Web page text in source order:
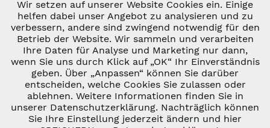
Zahlung & Versand
* ALLE PREISE INKL. GESETZL. UMSATZSTEUER ZZGL.
VERSANDKOSTEN UND GGF. NACHNAHMEGEBÜHREN, WENN NICHT
ANDERS BESCHRIEBEN
Notwendig Aktiv
Marketing Inaktiv
Tracking Inaktiv
Personalisierung Inaktiv
Wir setzen auf unserer Website Cookies ein. Einige
helfen dabei unser Angebot zu analysieren und zu
verbessern, andere sind zwingend notwendig für den
Betrieb der Website. Wir sammeln und verarbeiten
Ihre Daten für Analyse und Marketing nur dann,
wenn Sie uns durch Klick auf „OK“ Ihr Einverständnis
geben. Über „Anpassen“ können Sie darüber
entscheiden, welche Cookies Sie zulassen oder
ablehnen. Weitere Informationen finden Sie in
unserer Datenschutzerklärung. Nachträglich können
Sie Ihre Einstellung jederzeit ändern und hier